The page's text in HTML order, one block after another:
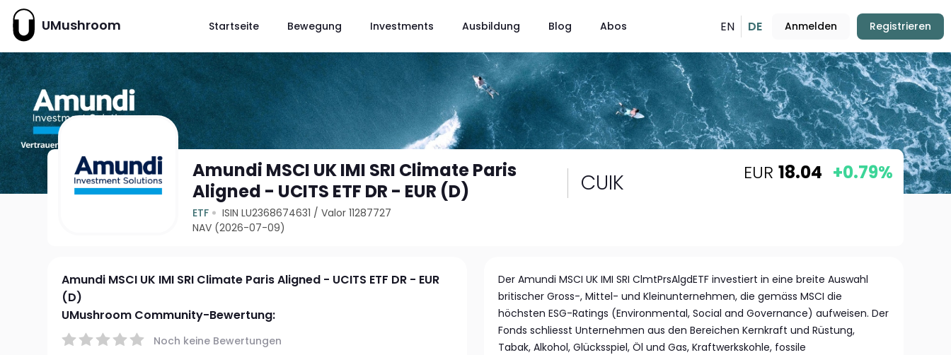
UMushroom Startseite Bewegung Investments Ausbildung Blog Abos EN DE Anmelden Registrieren
Amundi MSCI UK IMI SRI Climate Paris
Aligned - UCITS ETF DR - EUR (D)
CUIK
ETF ISIN LU2368674631 /Valor 11287727
NAV (2026-07-09)
EUR 18.04 +0.79%
Amundi MSCI UK IMI SRI Climate Paris Aligned - UCITS ETF DR - EUR
(D)
UMushroom Community-Bewertung:
Noch keine Bewertungen
Der Amundi MSCI UK IMI SRI ClmtPrsAlgdETF investiert in eine breite Auswahl
britischer Gross-, Mittel- und Kleinunternehmen, die gemäss MSCI die
höchsten ESG-Ratings (Environmental, Social and Governance) aufweisen. Der
Fonds schliesst Unternehmen aus den Bereichen Kernkraft und Rüstung,
Tabak, Alkohol, Glücksspiel, Öl und Gas, Kraftwerkskohle, fossile